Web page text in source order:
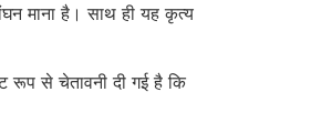
माना है। साथ ही यह कृत्य
रूप से चेतावनी दी गई है कि